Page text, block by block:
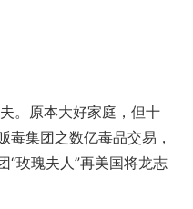
。原本大好家庭，但十
毒集团之数亿毒品交易，
“玫瑰夫人”再美国将龙志